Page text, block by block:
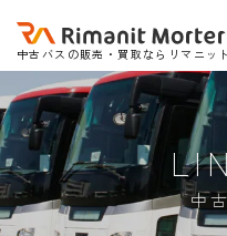
中古バスの販売・買取ならリマニッ
中